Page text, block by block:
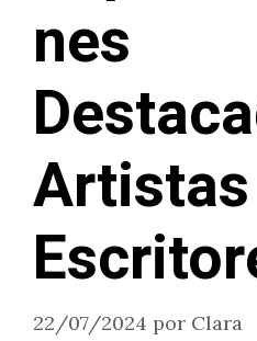
nes
22/07/2024 por Clara